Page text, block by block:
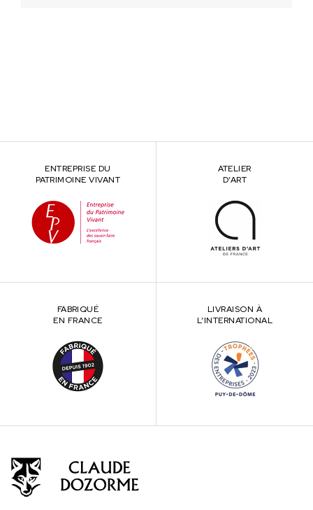
ENTREPRISE DU
PATRIMOINE VIVANT
ATELIER
D’ART
FABRIQUÉ
EN FRANCE
LIVRAISON À
L’INTERNATIONAL